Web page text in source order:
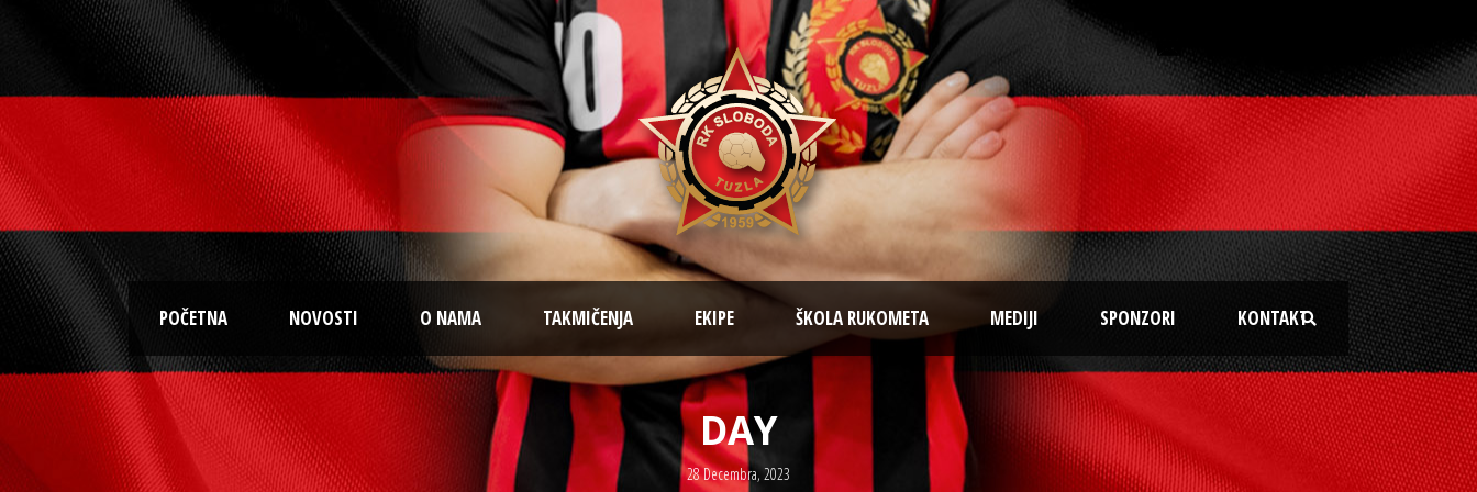
POČETNA NOVOSTI O NAMA TAKMIČENJA EKIPE ŠKOLA RUKOMETA MEDIJI SPONZORI KONTAKT
DAY
28 Decembra, 2023